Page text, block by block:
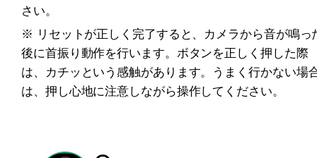
さい。
※ リセットが正しく完了すると、カメラから音が鳴っ
後に首振り動作を行います。ボタンを正しく押した際
は、カチッという感触があります。うまく行かない場
は、押し心地に注意しながら操作してください。